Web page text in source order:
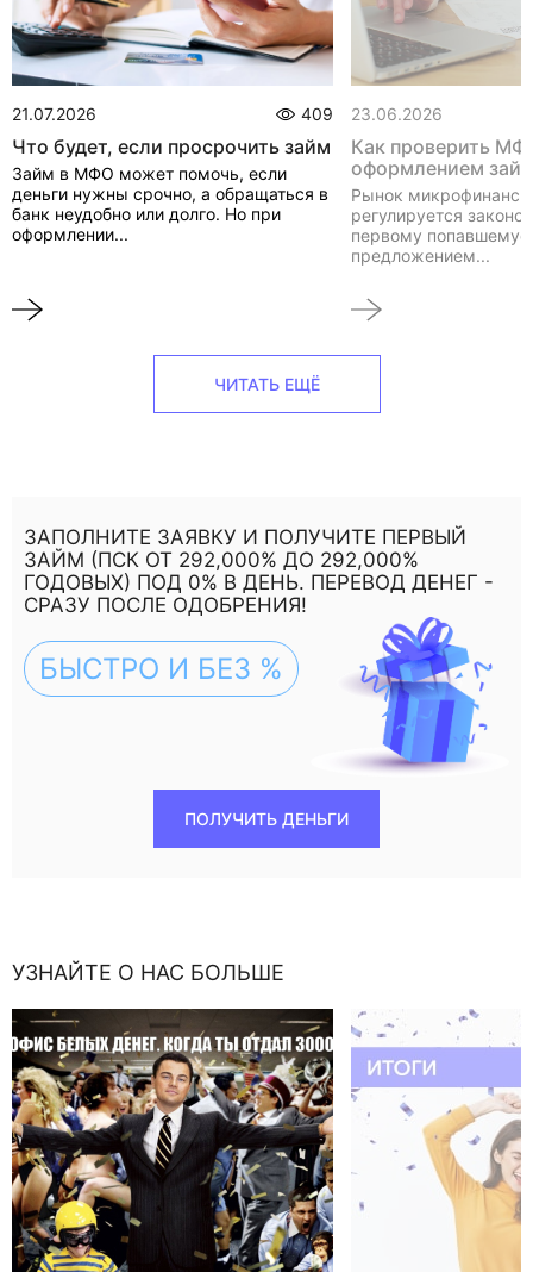
21.07.2026 409
Что будет, если просрочить займ
Займ в МФО может помочь, если
деньги нужны срочно, а обращаться в
банк неудобно или долго. Но при
оформлении...
23.06.2026
Как проверить
оформлением
Рынок
регулируется
первому
предложением...
ЧИТАТЬ ЕЩЁ
ЗАПОЛНИТЕ ЗАЯВКУ И ПОЛУЧИТЕ ПЕРВЫЙ
ЗАЙМ (ПСК ОТ 292,000% ДО 292,000%
ГОДОВЫХ) ПОД 0% В ДЕНЬ. ПЕРЕВОД ДЕНЕГ -
СРАЗУ ПОСЛЕ ОДОБРЕНИЯ!
БЫСТРО И БЕЗ %
ПОЛУЧИТЬ ДЕНЬГИ
УЗНАЙТЕ О НАС БОЛЬШЕ